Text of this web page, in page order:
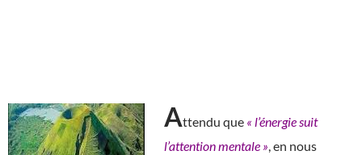
Attendu que « l’énergie suit
l’attention mentale » , en nous